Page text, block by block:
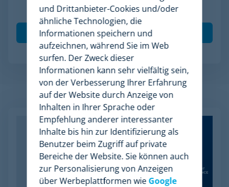
meiner Daten gemäß derDatenschutzrichtlinie
Verwandte Artikel
und Drittanbieter-Cookies und/oder
ähnliche Technologien, die
Informationen speichern und
aufzeichnen, während Sie im Web
surfen. Der Zweck dieser
Informationen kann sehr vielfältig sein,
von der Verbesserung Ihrer Erfahrung
auf der Website durch Anzeige von
Inhalten in Ihrer Sprache oder
Empfehlung anderer interessanter
Inhalte bis hin zur Identifizierung als
Benutzer beim Zugriff auf private
Bereiche der Website. Sie können auch
zur Personalisierung von Anzeigen
über Werbeplattformen wie Google